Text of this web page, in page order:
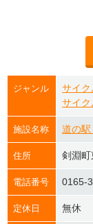
ジャンル
サイク
サイク
施設名称 道の
住所 剣淵
電話番号 0165-
定休日 無休